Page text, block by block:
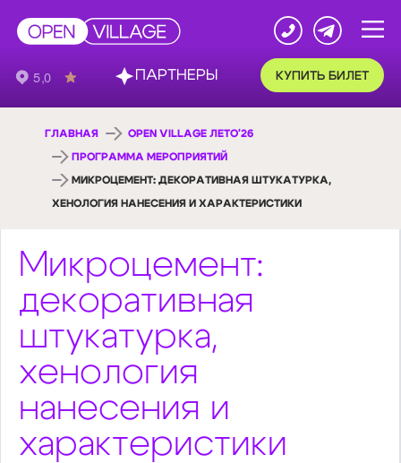
КУПИТЬ БИЛЕТ
ГЛАВНАЯ OPEN VILLAGE ЛЕТО'26
ПРОГРАММА МЕРОПРИЯТИЙ
МИКРОЦЕМЕНТ: ДЕКОРАТИВНАЯ ШТУКАТУРКА,
ХЕНОЛОГИЯ НАНЕСЕНИЯ И ХАРАКТЕРИСТИКИ
Микроцемент:
декоративная
штукатурка,
хенология
нанесения и
характеристики